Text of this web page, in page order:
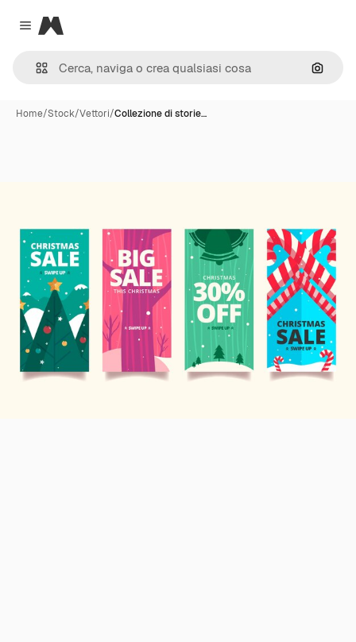
Close menu
Magnific
Cerca
Home/Stock/Vettori/Collezione di storie…